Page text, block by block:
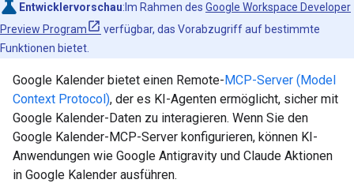
Entwicklervorschau:Im Rahmen des Google Workspace Developer
Preview Program
verfügbar, das Vorabzugriff auf bestimmte
Funktionen bietet.
Google Kalender bietet einen Remote-MCP-Server (Model
Context Protocol), der es KI-Agenten ermöglicht, sicher mit
Google Kalender-Daten zu interagieren. Wenn Sie den
Google Kalender-MCP-Server konfigurieren, können KI-
Anwendungen wie Google Antigravity und Claude Aktionen
in Google Kalender ausführen.